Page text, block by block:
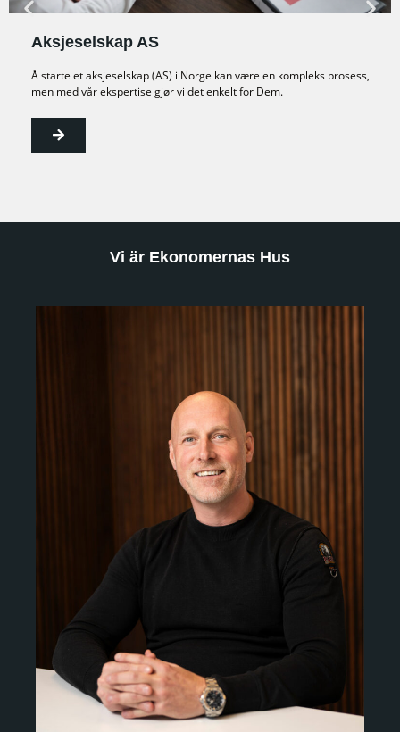
Aksjeselskap AS
Å starte et aksjeselskap (AS) i Norge kan være en kompleks prosess,
men med vår ekspertise gjør vi det enkelt for Dem.
Vi är Ekonomernas Hus